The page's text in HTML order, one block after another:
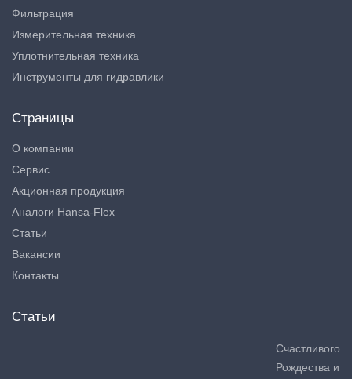
Фильтрация
Измерительная техника
Уплотнительная техника
Инструменты для гидравлики
Страницы
О компании
Сервис
Акционная продукция
Аналоги Hansa-Flex
Статьи
Вакансии
Контакты
Статьи
Счастливого
Рождества и